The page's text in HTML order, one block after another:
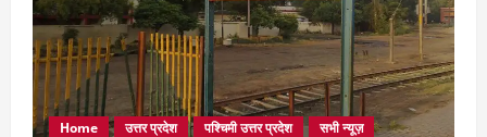
Home उत्तर प्रदेश पश्चिमी उत्तर प्रदेश सभी न्यूज़